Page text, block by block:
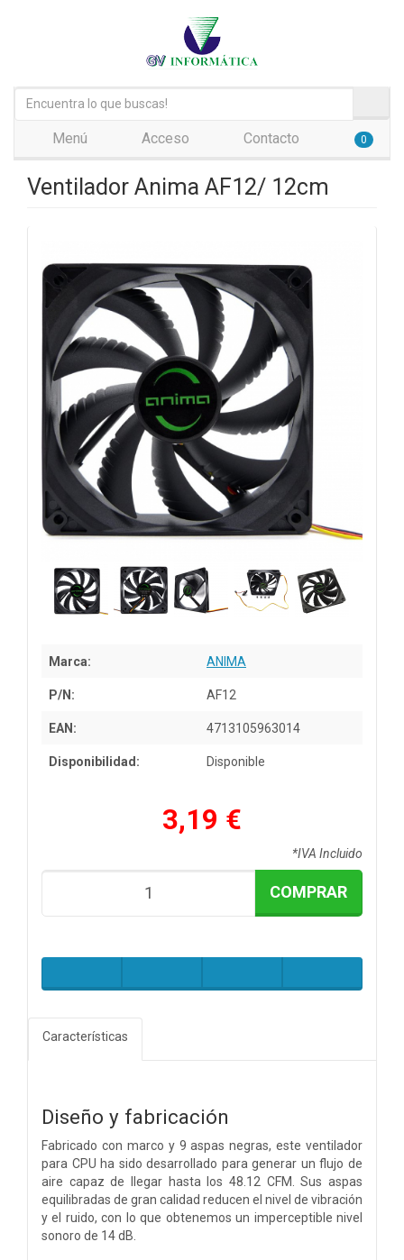
Menú Acceso Contacto 0
Ventilador Anima AF12/ 12cm
Marca: ANIMA
P/N: AF12
EAN: 4713105963014
Disponibilidad: Disponible
3,19 €
*IVA Incluido
COMPRAR
Características
Diseño y fabricación
Fabricado con marco y 9 aspas negras, este ventilador
para CPU ha sido desarrollado para generar un flujo de
aire capaz de llegar hasta los 48.12 CFM. Sus aspas
equilibradas de gran calidad reducen el nivel de vibración
y el ruido, con lo que obtenemos un imperceptible nivel
sonoro de 14 dB.